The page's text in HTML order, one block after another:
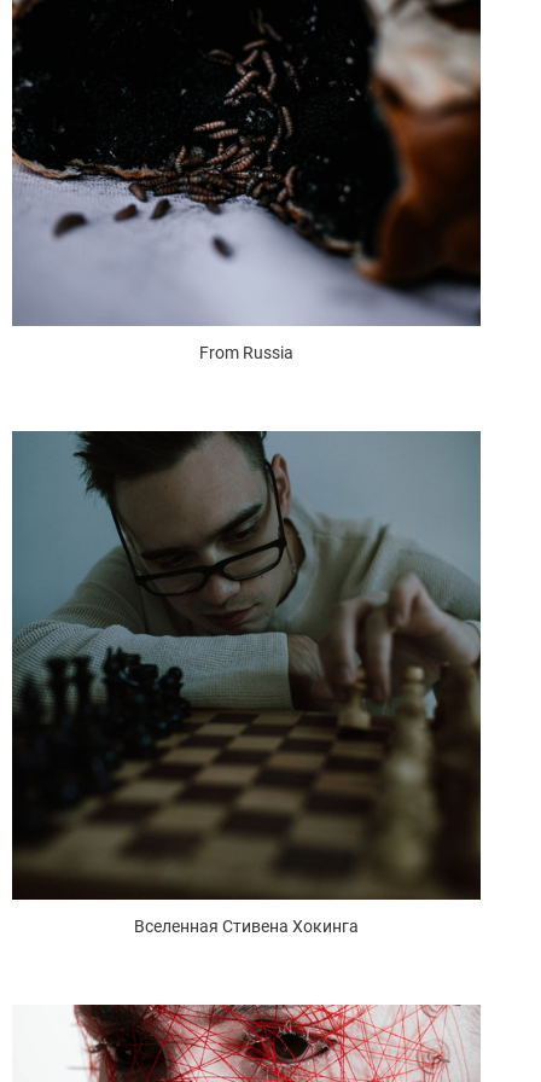
From Russia
Вселенная Стивена Хокинга